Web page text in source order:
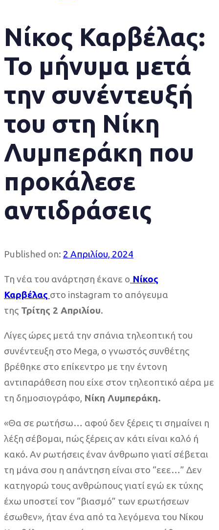
Νίκος Καρβέλας:
Το μήνυμα μετά
την συνέντευξή
του στη Νίκη
Λυμπεράκη που
προκάλεσε
αντιδράσεις
Published on: 2 Απριλίου, 2024
Τη νέα του ανάρτηση έκανε ο Νίκος
Καρβέλας στο instagram το απόγευμα
της Τρίτης 2 Απριλίου.
Λίγες ώρες μετά την σπάνια τηλεοπτική του
συνέντευξη στο Mega, ο γνωστός συνθέτης
βρέθηκε στο επίκεντρο με την έντονη
αντιπαράθεση που είχε στον τηλεοπτικό αέρα με
τη δημοσιογράφο, Νίκη Λυμπεράκη.
«Θα σε ρωτήσω… αφού δεν ξέρεις τι σημαίνει η
λέξη σέβομαι, πώς ξέρεις αν κάτι είναι καλό ή
κακό. Αν ρωτήσεις έναν άνθρωπο γιατί σέβεται
τη μάνα σου η απάντηση είναι στο “εεε…” Δεν
κατηγορώ τους ανθρώπους γιατί εγώ εκ τύχης
έχω υποστεί τον “βιασμό” των ερωτήσεων
έσωθεν», ήταν ένα από τα λεγόμενα του Νίκου